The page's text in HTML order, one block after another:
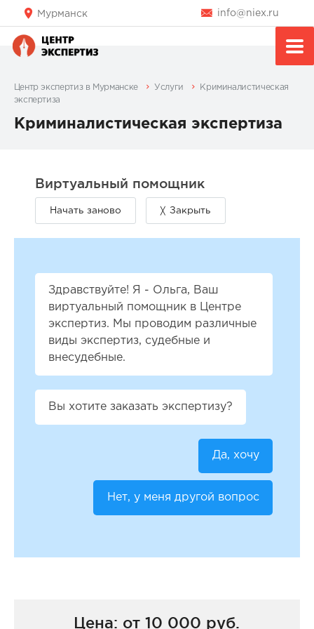
Мурманск info@niex.ru
Центр экспертиз в Мурманске Услуги
Криминалистическая
экспертиза
Криминалистическая экспертиза
Здравствуйте! Я - Ольга, Ваш
виртуальный помощник в Центре
экспертиз. Мы проводим различные
виды экспертиз, судебные и
внесудебные.
Вы хотите заказать экспертизу?
Да, хочу
Нет, у меня другой вопрос
Цена: от 10 000 руб.